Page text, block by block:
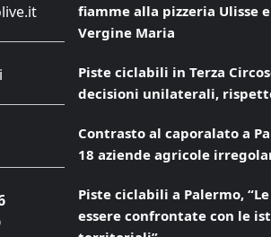
fiamme alla pizzeria Ulisse
Vergine Maria
Piste ciclabili in Terza
decisioni unilaterali,
Contrasto al caporalato a
18 aziende agricole
Piste ciclabili a Palermo,
essere confrontate con le